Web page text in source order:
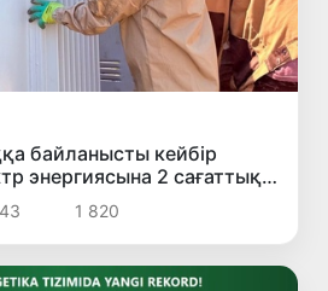
байланысты кейбір
энергиясына 2 сағаттық
1 820